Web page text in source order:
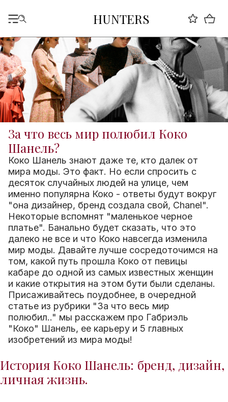
HUNTERS
За что весь мир полюбил Коко
Шанель?
Коко Шанель знают даже те, кто далек от
мира моды. Это факт. Но если спросить с
десяток случайных людей на улице, чем
именно популярна Коко - ответы будут вокруг
"она дизайнер, бренд создала свой, Сhanel".
Некоторые вспомнят "маленькое черное
платье". Банально будет сказать, что это
далеко не все и что Коко навсегда изменила
мир моды. Давайте лучше сосредоточимся на
том, какой путь прошла Коко от певицы
кабаре до одной из самых известных женщин
и какие открытия на этом бути были сделаны.
Присаживайтесь поудобнее, в очередной
статье из рубрики "За что весь мир
полюбил.." мы расскажем про Габриэль
"Коко" Шанель, ее карьеру и 5 главных
изобретений из мира моды!
История Коко Шанель: бренд, дизайн,
личная жизнь.